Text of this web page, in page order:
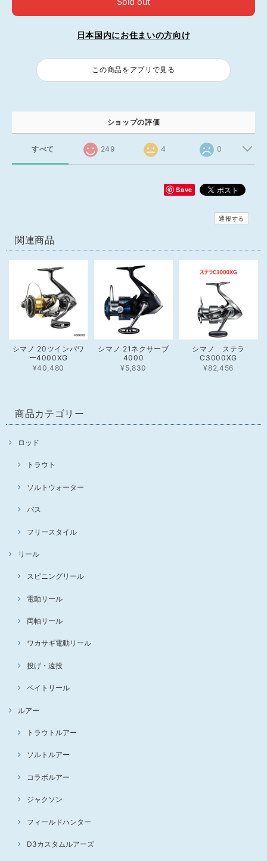
日本国内にお住まいの方向け
この商品をアプリで見る
ショップの評価
すべて 249 4 0
Save
通報する
関連商品
シマノ 20ツインパワ
ー4000XG
¥40,480
シマノ 21ネクサーブ
4000
¥5,830
シマノ ステラ
C3000XG
¥82,456
商品カテゴリー
ロッド
トラウト
ソルトウォーター
バス
フリースタイル
リール
スピニングリール
電動リール
両軸リール
ワカサギ電動リール
投げ・遠投
ベイトリール
ルアー
トラウトルアー
ソルトルアー
コラボルアー
ジャクソン
フィールドハンター
D3カスタムルアーズ